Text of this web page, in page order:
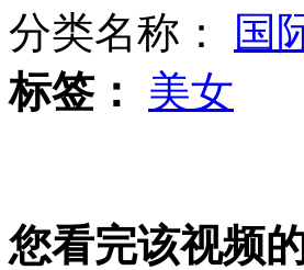
狗尿腐蚀汽车轮胎 专家称不科学
分类名称：
国
标签：
美女
您看完该视频